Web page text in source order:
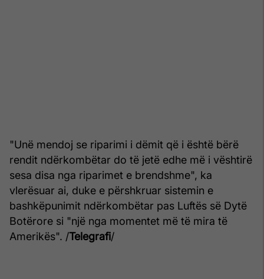
"Unë mendoj se riparimi i dëmit që i është bërë
rendit ndërkombëtar do të jetë edhe më i vështirë
sesa disa nga riparimet e brendshme", ka
vlerësuar ai, duke e përshkruar sistemin e
bashkëpunimit ndërkombëtar pas Luftës së Dytë
Botërore si "një nga momentet më të mira të
Amerikës". /Telegrafi/